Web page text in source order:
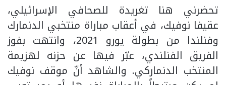
تحضرني هنا تغريدة للصحافي الإسرائيلي،
عقيفا نوفيك، في أعقاب مباراة منتخبي الدنمارك
وفنلندا من بطولة يورو 2021، وانتهت بفوز
الفريق الفنلندي، عبّر فيها عن حزنه لهزيمة
المنتخب الدنماركي. والشاهد أنّ موقف نوفيك